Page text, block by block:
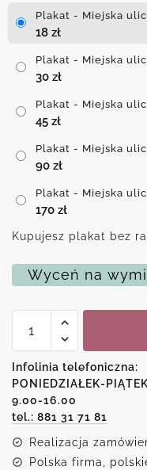
Plakat - Miejska
18 zł
Plakat - Miejska
30 zł
Plakat - Miejska
45 zł
Plakat - Miejska
90 zł
Plakat - Miejska
170 zł
Kupujesz plakat bez
Wyceń na
Plakat
ulica
Infolinia telefoniczna:
PONIEDZIAŁEK-
9.00-16.00
tel.: 881 31 71 81
Realizacja
Polska firma,